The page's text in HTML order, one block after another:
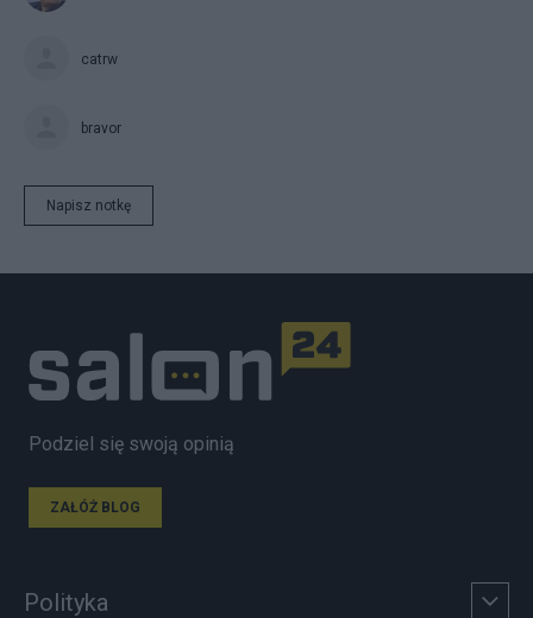
catrw
bravor
Napisz notkę
Podziel się swoją opinią
ZAŁÓŻ BLOG
Polityka